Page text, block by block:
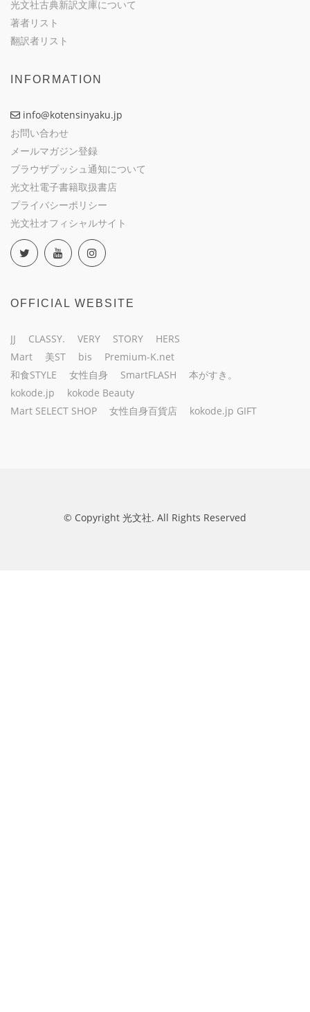
光文社古典新訳文庫について
著者リスト
翻訳者リスト
INFORMATION
info@kotensinyaku.jp
お問い合わせ
メールマガジン登録
ブラウザプッシュ通知について
光文社電子書籍取扱書店
プライバシーポリシー
光文社オフィシャルサイト
OFFICIAL WEBSITE
JJ CLASSY. VERY STORY
HERS
Mart
美ST bis
Premium-K.net
和食STYLE
女性自身 SmartFLASH
本がすき。
kokode.jp
kokode Beauty
Mart SELECT SHOP
女性自身百貨店 kokode.jp GIFT
© Copyright 光文社. All Rights Reserved